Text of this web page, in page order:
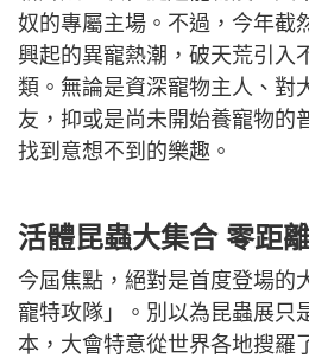
奴的專屬主場。不過，今年截
興起的異寵熱潮，破天荒引入
類。無論是資深寵物主人、對
友，抑或是尚未開始養寵物的
找到意想不到的樂趣。
活體昆蟲大集合 零距
今屆焦點，絕對是首度登場的
寵特攻隊」。別以為昆蟲展只
本，大會特意從世界各地搜羅